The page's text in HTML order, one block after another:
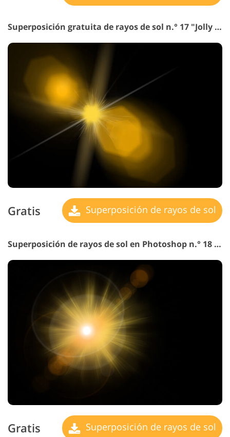
Superposición gratuita de rayos de sol n.° 17 "Jolly Mood"
Gratis Superposición de rayos de sol
Superposición de rayos de sol en Photoshop n.° 18 "Virtual Travel"
Gratis Superposición de rayos de sol